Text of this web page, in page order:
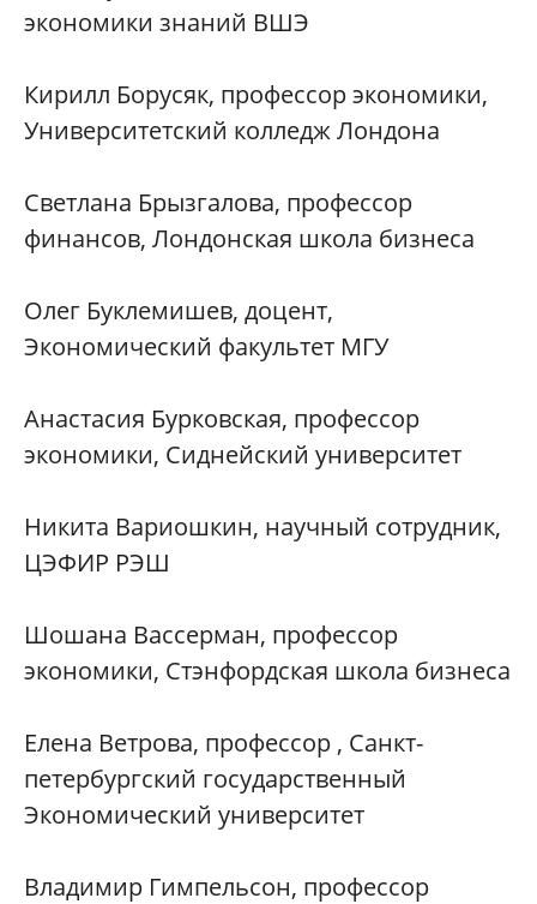
экономики знаний ВШЭ
Кирилл Борусяк, профессор экономики,
Университетский колледж Лондона
Светлана Брызгалова, профессор
финансов, Лондонская школа бизнеса
Олег Буклемишев, доцент,
Экономический факультет МГУ
Анастасия Бурковская, профессор
экономики, Сиднейский университет
Никита Вариошкин, научный сотрудник,
ЦЭФИР РЭШ
Шошана Вассерман, профессор
экономики, Стэнфордская школа бизнеса
Елена Ветрова, профессор , Санкт-
петербургский государственный
Экономический университет
Владимир Гимпельсон, профессор